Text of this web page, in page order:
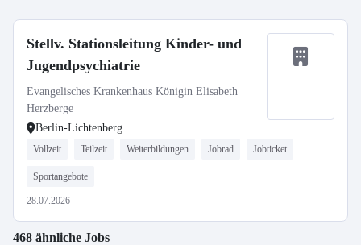
Stellv. Stationsleitung Kinder- und
Jugendpsychiatrie
Evangelisches Krankenhaus Königin Elisabeth
Herzberge
Berlin-Lichtenberg
Vollzeit Teilzeit Weiterbildungen Jobrad Jobticket
Sportangebote
28.07.2026
468 ähnliche Jobs